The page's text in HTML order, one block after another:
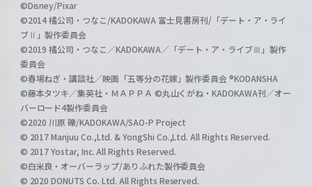
©Disney/Pixar
©2014 橘公司・つなこ/KADOKAWA 富士見書房刊/「デート・ア・ライ
ブⅡ」製作委員会
©2019 橘公司・つなこ／KADOKAWA／「デート・ア・ライブⅢ」製作
委員会
©春場ねぎ・講談社／映画「五等分の花嫁」製作委員会 ®KODANSHA
©藤本タツキ／集英社・ＭＡＰＰＡ ©丸山くがね・KADOKAWA刊／オー
バーロード4製作委員会
©2020 川原 礫/KADOKAWA/SAO-P Project
© 2017 Manjuu Co.,Ltd. & YongShi Co.,Ltd. All Rights Reserved.
© 2017 Yostar, Inc. All Rights Reserved.
©白米良・オーバーラップ/ありふれた製作委員会
© 2020 DONUTS Co. Ltd. All Rights Reserved.